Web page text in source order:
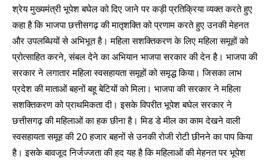
श्रेय मुख्यमंत्री भूपेश बघेल को दिए जाने पर कड़ी प्रतिक्रिया व्यक्त करते हुए
कहा है कि भाजपा छत्तीसगढ़ की मातृशक्ति को प्रणाम करते हुए उनकी मेहनत
और उपलब्धियों से अभिभूत है। महिला सशक्तिकरण के लिए महिला समूहों को
प्रोत्साहित करने, संबल देने का अभियान भाजपा सरकार की देन है। भाजपा की
सरकार ने लगातार महिला स्वसहायता समूहों को समृद्ध किया। जिसका लाभ
प्रदेश की माताओं बहनों बहू बेटियों को मिला। भाजपा की सरकार ने महिला
सशक्तिकरण को प्राथमिकता दी। इसके विपरीत भूपेश बघेल सरकार ने
छत्तीसगढ़ की महिलाओं का हक छीना है। मिड डे मील का काम देखने वाली
स्वसहायता समूह की 20 हजार बहनों से उनकी रोजी रोटी छीनने का पाप किया
है। इसके बावजूद निर्जज्जता की हद यह है कि महिलाओं की मेहनत पर भूपेश